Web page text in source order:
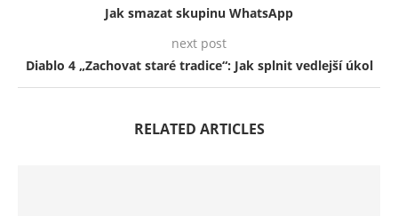
Jak smazat skupinu WhatsApp
next post
Diablo 4 „Zachovat staré tradice“: Jak splnit vedlejší úkol
RELATED ARTICLES